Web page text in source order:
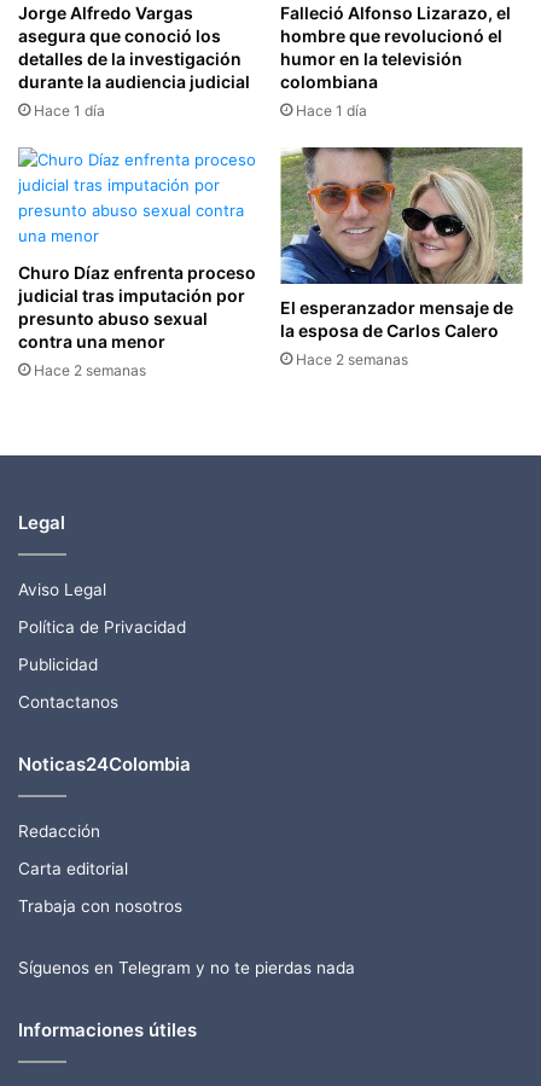
Jorge Alfredo Vargas
asegura que conoció los
detalles de la investigación
durante la audiencia judicial
Hace 1 día
Falleció Alfonso Lizarazo, el
hombre que revolucionó el
humor en la televisión
colombiana
Hace 1 día
Churo Díaz enfrenta proceso
judicial tras imputación por
presunto abuso sexual
contra una menor
Hace 2 semanas
El esperanzador mensaje de
la esposa de Carlos Calero
Hace 2 semanas
Legal
Aviso Legal
Política de Privacidad
Publicidad
Contactanos
Noticas24Colombia
Redacción
Carta editorial
Trabaja con nosotros
Síguenos en Telegram y no te pierdas nada
Informaciones útiles